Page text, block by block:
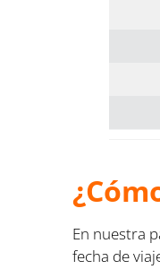
En nuestra
fecha de